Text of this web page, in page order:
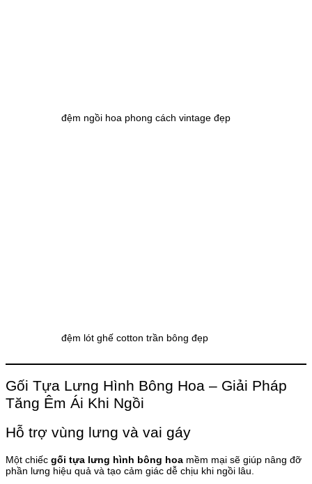
đệm ngồi hoa phong cách vintage đẹp
đệm lót ghế cotton trần bông đẹp
Gối Tựa Lưng Hình Bông Hoa – Giải Pháp
Tăng Êm Ái Khi Ngồi
Hỗ trợ vùng lưng và vai gáy
Một chiếc gối tựa lưng hình bông hoa mềm mại sẽ giúp nâng đỡ
phần lưng hiệu quả và tạo cảm giác dễ chịu khi ngồi lâu.